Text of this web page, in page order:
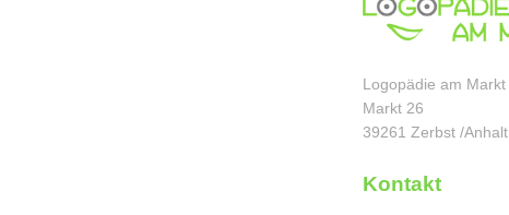
Logopädie am Markt
Markt 26
39261 Zerbst /Anhalt
Kontakt